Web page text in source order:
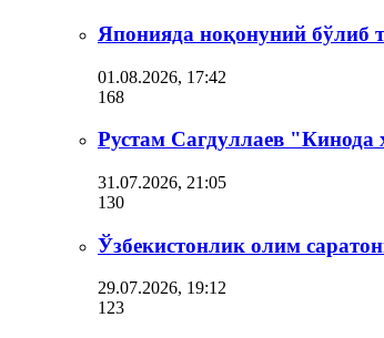
Японияда ноқонуний бўлиб
01.08.2026, 17:42
168
Рустам Сагдуллаев "Кинода
31.07.2026, 21:05
130
Ўзбекистонлик олим
29.07.2026, 19:12
123